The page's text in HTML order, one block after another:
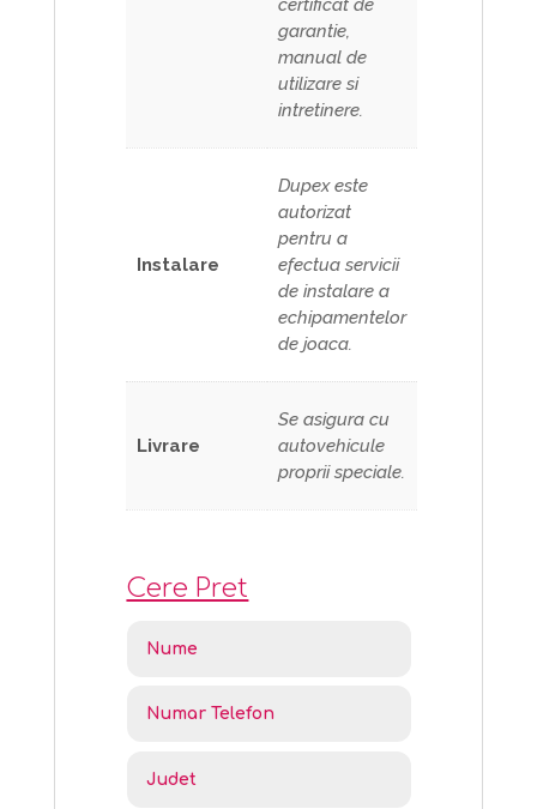
certificat de
garantie,
manual de
utilizare si
intretinere.
Instalare
Dupex este
autorizat
pentru a
efectua servicii
de instalare a
echipamentelor
de joaca.
Livrare
Se asigura cu
autovehicule
proprii speciale.
Cere Pret